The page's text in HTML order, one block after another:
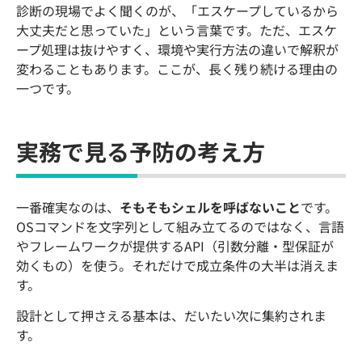
診断の現場でよく聞くのが、「エスケープしているから
大丈夫だと思っていた」という言葉です。ただ、エスケ
ープ処理は抜けやすく、環境や実行方法の違いで解釈が
変わることもあります。ここが、長く残り続ける理由の
一つです。
実務で見る予防の考え方
一番確実なのは、 そもそもシェルを呼ばないことです。
OSコマンドを文字列として組み立てるのではなく、言語
やフレームワークが提供するAPI（引数分離・型保証が
効くもの）を使う。それだけで成立条件の大半は消えま
す。
設計として押さえる基本は、だいたい次に集約されま
す。